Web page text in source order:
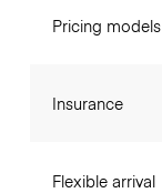
Pricing models
Insurance
Flexible arrival